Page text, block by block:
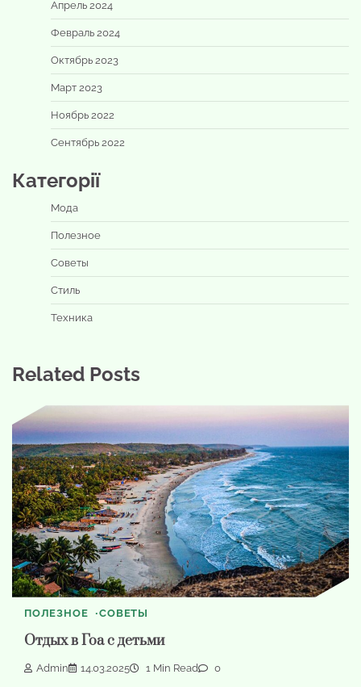
Апрель 2024
Февраль 2024
Октябрь 2023
Март 2023
Ноябрь 2022
Сентябрь 2022
Категорії
Мода
Полезное
Советы
Стиль
Техника
Related Posts
ПОЛЕЗНОЕ СОВЕТЫ
Отдых в Гоа с детьми
Admin 14.03.2025 1 Min Read 0